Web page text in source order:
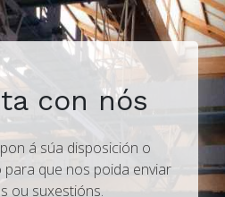
con nós
á súa disposición o
que nos poida enviar
ou suxestións.